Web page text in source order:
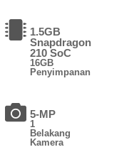
1.5GB
Snapdragon
210 SoC
16GB
Penyimpanan
5-MP
1
Belakang
Kamera